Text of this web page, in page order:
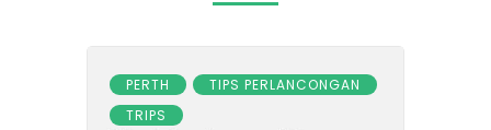
PERTH
TIPS PERLANCONGAN
TRIPS